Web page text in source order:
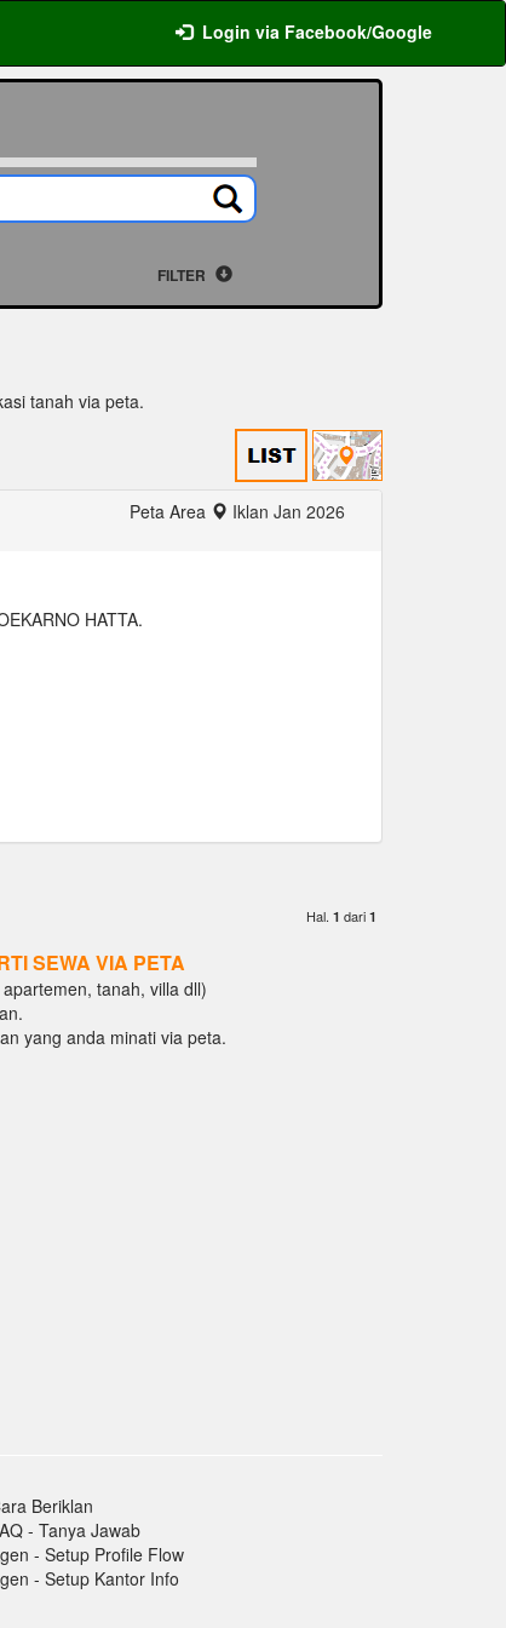
Login via Facebook/Google
FILTER
tanah via peta.
Peta Area Iklan Jan 2026
HATTA.
Hal. 1 dari 1
SEWA VIA PETA
tanah, villa dll)
yang anda minati via peta.
Beriklan
- Tanya Jawab
- Setup Profile Flow
- Setup Kantor Info